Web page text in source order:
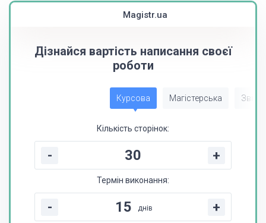
Magistr.ua
Дізнайся вартість написання своєї
роботи
Курсова Магістерська Звіт
Кількість сторінок:
- +
Термін виконання:
- днів +